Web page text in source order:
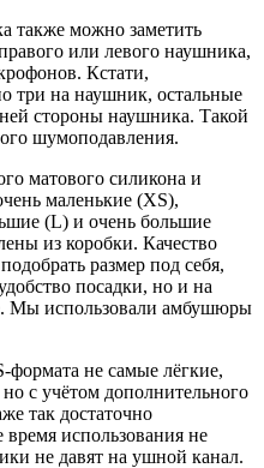
также можно заметить
или левого наушника,
Кстати,
три на наушник, остальные
стороны наушника. Такой
шумоподавления.
матового силикона и
маленькие (XS),
(L) и очень большие
из коробки. Качество
размер под себя,
посадки, но и на
Мы использовали амбушюры
не самые лёгкие,
с учётом дополнительного
так достаточно
использования не
не давят на ушной канал.